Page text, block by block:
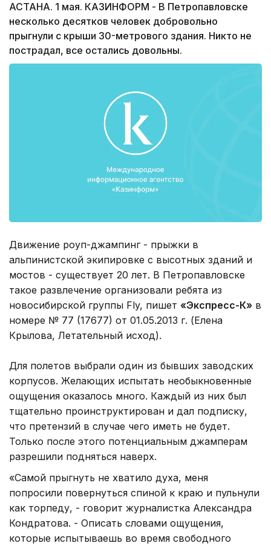
АСТАНА. 1 мая. КАЗИНФОРМ - В Петропавловске
несколько десятков человек добровольно
прыгнули с крыши 30-метрового здания. Никто не
пострадал, все остались довольны.
Движение роуп-джампинг - прыжки в
альпинистской экипировке с высотных зданий и
мостов - существует 20 лет. В Петропавловске
такое развлечение организовали ребята из
новосибирской группы Fly, пишет «Экспресс-К» в
номере № 77 (17677) от 01.05.2013 г. (Елена
Крылова, Летательный исход).
Для полетов выбрали один из бывших заводских
корпусов. Желающих испытать необыкновенные
ощущения оказалось много. Каждый из них был
тщательно проинструктирован и дал подписку,
что претензий в случае чего иметь не будет.
Только после этого потенциальным джамперам
разрешили подняться наверх.
«Самой прыгнуть не хватило духа, меня
попросили повернуться спиной к краю и пульнули
как торпеду, - говорит журналистка Александра
Кондратова. - Описать словами ощущения,
которые испытываешь во время свободного